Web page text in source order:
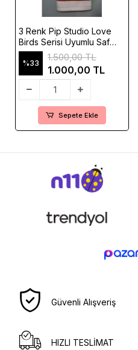
3 Renk Pip Studio Love
Birds Serisi Uyumlu Saf
Pamuk Kadife El Havlusu
30x50cm
%33
1.500,00 TL
1.000,00 TL
Sepete Ekle
Güvenli Alışveriş
HIZLI TESLİMAT